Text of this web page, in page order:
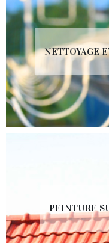
NETTOYAGE
PEINTURE